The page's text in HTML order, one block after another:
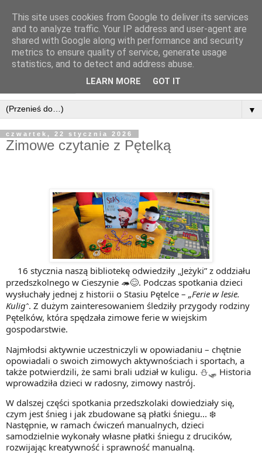
▼
czwartek, 22 stycznia 2026
Zimowe czytanie z Pętelką
16 stycznia naszą bibliotekę odwiedziły „Jeżyki” z oddziału
przedszkolnego w Cieszynie 🦔😊. Podczas spotkania dzieci
wysłuchały jednej z historii o Stasiu Pętelce – „Ferie w lesie.
Kulig”. Z dużym zainteresowaniem śledziły przygody rodziny
Pętelków, która spędzała zimowe ferie w wiejskim
gospodarstwie.
Najmłodsi aktywnie uczestniczyli w opowiadaniu – chętnie
opowiadali o swoich zimowych aktywnościach i sportach, a
także potwierdzili, że sami brali udział w kuligu. ⛄🛷 Historia
wprowadziła dzieci w radosny, zimowy nastrój.
W dalszej części spotkania przedszkolaki dowiedziały się,
czym jest śnieg i jak zbudowane są płatki śniegu... ❄️
Następnie, w ramach ćwiczeń manualnych, dzieci
samodzielnie wykonały własne płatki śniegu z drucików,
rozwijając kreatywność i sprawność manualną.
This site uses cookies from Google to deliver its services
and to analyze traffic. Your IP address and user-agent are
shared with Google along with performance and security
metrics to ensure quality of service, generate usage
statistics, and to detect and address abuse.
LEARN MORE GOT IT